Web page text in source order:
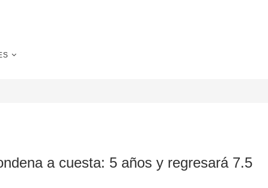
a cuesta: 5 años y regresará 7.5